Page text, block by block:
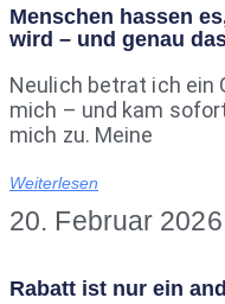
Menschen hassen
wird – und genau
Neulich betrat ich ein
mich – und kam
mich zu. Meine
Weiterlesen
20. Februar 2026
Rabatt ist nur ein